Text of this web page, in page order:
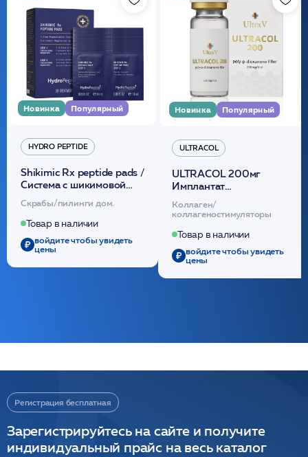
Новинка Популярный
HYDRO PEPTIDE
Shikimic Rx peptide pads /
Cистема с шикимовой
кислотой обновляющая
(30шт) /HP
Скрабы/пилинги дом.
Товар в наличии
войдите чтобы увидеть
цены
Новинка Популярный
ULTRACOL
ULTRACOL 200мг
Имплантат
внутридермальный,
стерильный на основе
полидиоксанона
/ULTRACOL
Коллаген/
коллагеностимуляторы
Товар в наличии
войдите чтобы увидеть
цены
Регистрация бесплатная
Зарегистрируйтесь на сайте и получите
индивидуальный прайс на весь каталог